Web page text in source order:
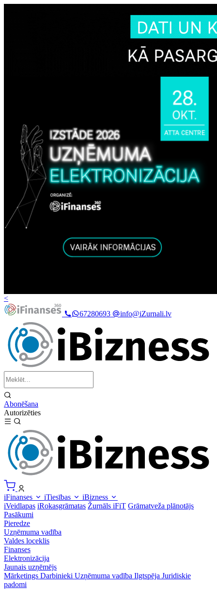
<
67280693
info@iZurnali.lv
Abonēšana
Autorizēties
iFinanses iTiesības
iBizness
iVeidlapas iRokasgrāmatas Žurnāls iFiT Grāmatveža plānotājs
Pasākumi
Pieredze
Uzņēmuma vadība
Valdes loceklis
Finanses
Elektronizācija
Jaunais uzņēmējs
Mārketings Darbinieki Uzņēmuma vadība Ilgtspēja Juridiskie
padomi